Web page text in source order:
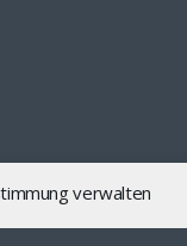
verwalten